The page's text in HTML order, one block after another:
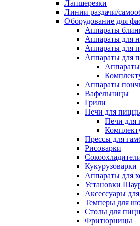
Лапшерезки
Линии раздачи/
Оборудование для
Аппараты
Аппараты для
Аппараты для
Аппараты для
Аппараты
Аппараты
Вафельницы
Грили
Печи для
Печи для
Прессы для
Рисоварки
Кукурузоварки
Аппараты для
Установки
Аксессуары
Темперы для
Столы для
Фритюрницы